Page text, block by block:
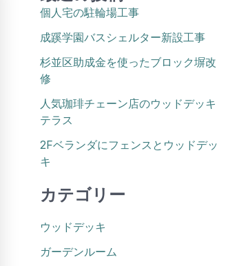
個人宅の駐輪場工事
成蹊学園バスシェルター新設工事
杉並区助成金を使ったブロック塀改
修
人気珈琲チェーン店のウッドデッキ
テラス
2Fベランダにフェンスとウッドデッ
キ
カテゴリー
ウッドデッキ
ガーデンルーム